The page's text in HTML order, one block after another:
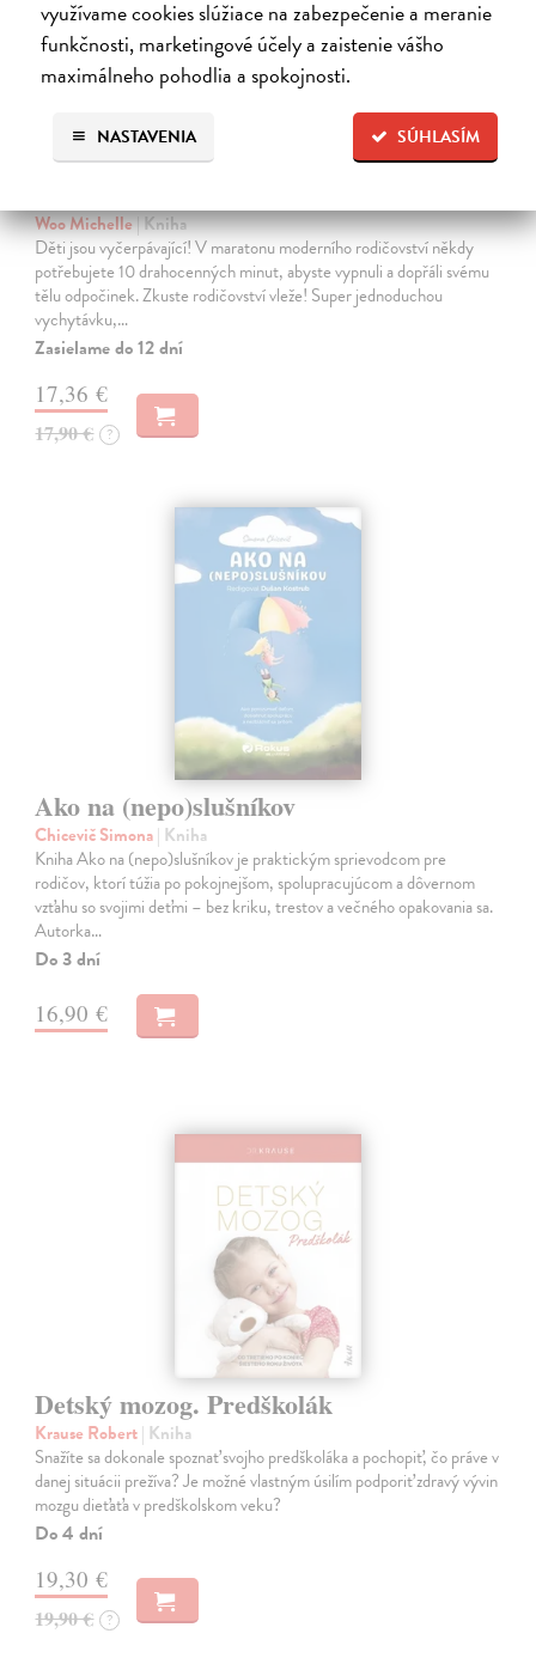
využívame cookies slúžiace na zabezpečenie a meranie
funkčnosti, marketingové účely a zaistenie vášho
maximálneho pohodlia a spokojnosti.
SÚHLASÍM
NASTAVENIA
Woo Michelle| Kniha
Děti jsou vyčerpávající! V maratonu moderního rodičovství někdy
potřebujete 10 drahocenných minut, abyste vypnuli a dopřáli svému
tělu odpočinek. Zkuste rodičovství vleže! Super jednoduchou
vychytávku,…
Zasielame do 12 dní
17,36 €
17,90 € ?
Ako na (nepo)slušníkov
Chicevič Simona| Kniha
Kniha Ako na (nepo)slušníkov je praktickým sprievodcom pre
rodičov, ktorí túžia po pokojnejšom, spolupracujúcom a dôvernom
vzťahu so svojimi deťmi – bez kriku, trestov a večného opakovania sa.
Autorka…
Do 3 dní
16,90 €
Detský mozog. Predškolák
Krause Robert| Kniha
Snažíte sa dokonale spoznať svojho predškoláka a pochopiť, čo práve v
danej situácii prežíva? Je možné vlastným úsilím podporiť zdravý vývin
mozgu dieťaťa v predškolskom veku?
Do 4 dní
19,30 €
19,90 € ?